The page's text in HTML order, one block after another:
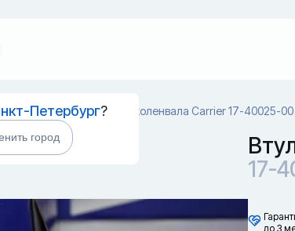
Петербург?
город
контейнеров Втулка коленвала Carrier 17-40025-00
17-
до 3